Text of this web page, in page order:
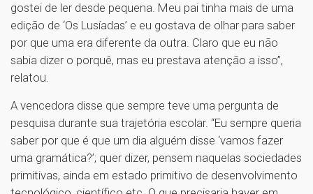
gostei de ler desde pequena. Meu pai tinha mais de uma
edição de ‘Os Lusíadas’ e eu gostava de olhar para saber
por que uma era diferente da outra. Claro que eu não
sabia dizer o porquê, mas eu prestava atenção a isso”,
relatou.
A vencedora disse que sempre teve uma pergunta de
pesquisa durante sua trajetória escolar. “Eu sempre queria
saber por que é que um dia alguém disse ‘vamos fazer
uma gramática?’; quer dizer, pensem naquelas sociedades
primitivas, ainda em estado primitivo de desenvolvimento